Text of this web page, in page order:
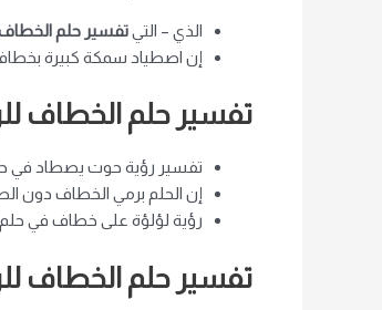
الذي – التيتفسير حلم
إن اصطياد سمكة كبيرة
تفسير حلم الخطاف
تفسير رؤية حوت يصطاد في
إن الحلم برمي الخطاف دون
رؤية لؤلؤة على خطاف في حلم
تفسير حلم الخطاف